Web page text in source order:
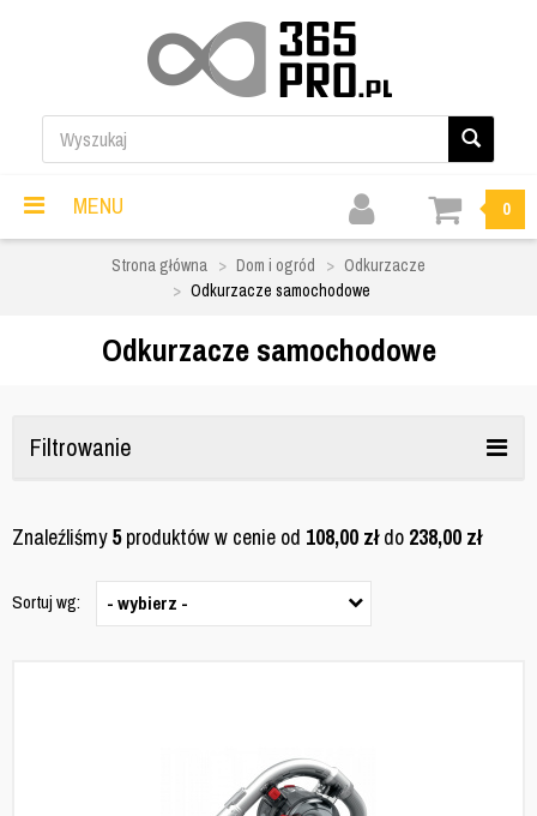
MENU 0
Strona główna Dom i ogród
Odkurzacze
Odkurzacze samochodowe
Odkurzacze samochodowe
Filtrowanie
Znaleźliśmy5produktów w cenie od 108,00 złdo 238,00 zł
Sortuj wg: - wybierz -